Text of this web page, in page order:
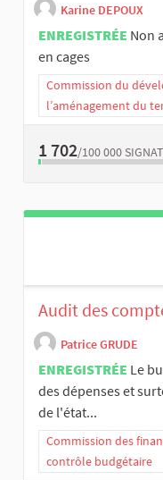
Karine DEPOUX
ENREGISTRÉE Non
en cages
Commission du
l’aménagement du
1 702/100 000
Audit des
Patrice GRUDE
ENREGISTRÉE Le
des dépenses et
de l'état...
Commission des
contrôle budgétaire